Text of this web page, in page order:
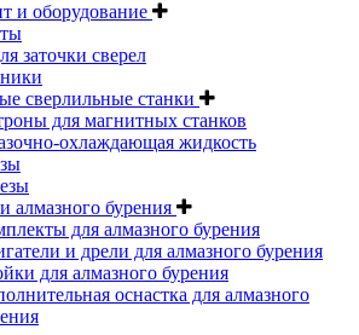
и оборудование
заточки сверел
сверлильные станки
для магнитных станков
охлаждающая жидкость
алмазного бурения
для алмазного бурения
и дрели для алмазного бурения
для алмазного бурения
оснастка для алмазного